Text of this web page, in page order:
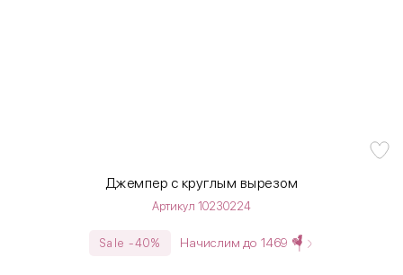
Джемпер с круглым вырезом
Артикул 10230224
Sale -40% Начислим до 1469